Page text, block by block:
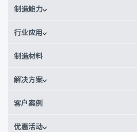
制造能力
行业应用
制造材料
解决方案
客户案例
优惠活动
PEKK-FDM
别称:PEKK / 聚醚酮酮
价格范围：
获取实时报价